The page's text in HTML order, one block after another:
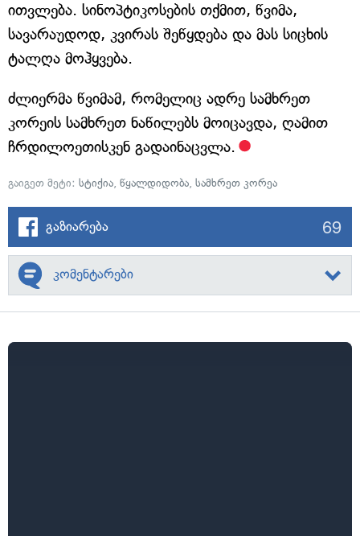
ითვლება. სინოპტიკოსების თქმით, წვიმა,
სავარაუდოდ, კვირას შეწყდება და მას სიცხის
ტალღა მოჰყვება.
ძლიერმა წვიმამ, რომელიც ადრე სამხრეთ
კორეის სამხრეთ ნაწილებს მოიცავდა, ღამით
ჩრდილოეთისკენ გადაინაცვლა.
გაიგეთ მეტი: სტიქია, წყალდიდობა, სამხრეთ კორეა
გაზიარება 69
კომენტარები